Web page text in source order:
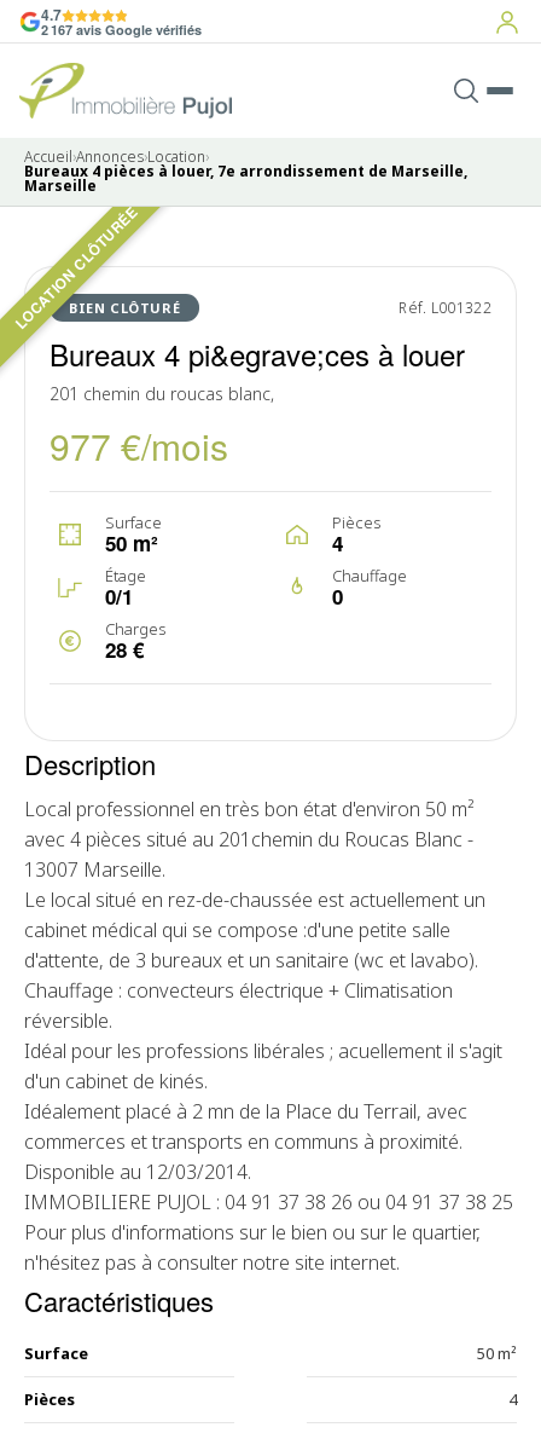
4.7
2 167 avis Google vérifiés
Accueil›Annonces›Location›
Bureaux 4 pièces à louer, 7e arrondissement de Marseille,
Marseille
LOCATION CLÔTURÉE
BIEN CLÔTURÉ Réf. L001322
Bureaux 4 pi&egrave;ces à louer
201 chemin du roucas blanc,
977 €/mois
Surface
50 m²
Pièces
4
Étage
0/1
Chauffage
0
Charges
28 €
Pas de photo disponible
LOUÉ
Description
Local professionnel en très bon état d'environ 50 m²
avec 4 pièces situé au 201chemin du Roucas Blanc -
13007 Marseille.
Le local situé en rez-de-chaussée est actuellement un
cabinet médical qui se compose :d'une petite salle
d'attente, de 3 bureaux et un sanitaire (wc et lavabo).
Chauffage : convecteurs électrique + Climatisation
réversible.
Idéal pour les professions libérales ; acuellement il s'agit
d'un cabinet de kinés.
Idéalement placé à 2 mn de la Place du Terrail, avec
commerces et transports en communs à proximité.
Disponible au 12/03/2014.
IMMOBILIERE PUJOL : 04 91 37 38 26 ou 04 91 37 38 25
Pour plus d'informations sur le bien ou sur le quartier,
n'hésitez pas à consulter notre site internet.
Caractéristiques
Surface 50 m²
Pièces 4